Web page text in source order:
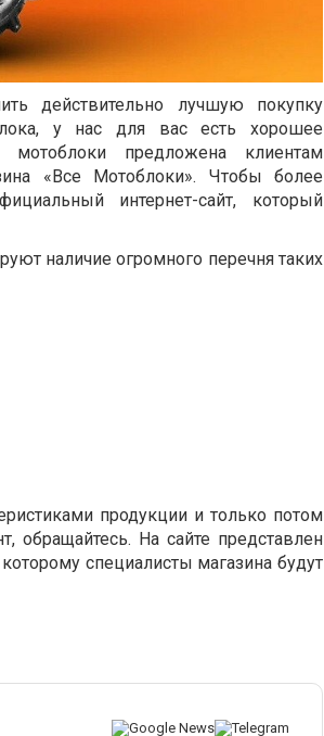
действительно лучшую покупку
у нас для вас есть хорошее
предложена клиентам
«Все Мотоблоки». Чтобы более
интернет-сайт, который
наличие огромного перечня таких
продукции и только потом
обращайтесь. На сайте представлен
специалисты магазина будут